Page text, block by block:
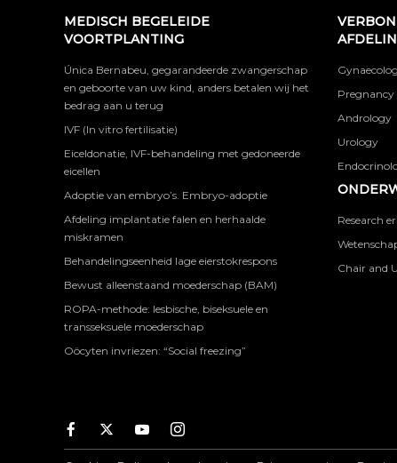
MEDISCH BEGELEIDE
VOORTPLANTING
Única Bernabeu, gegarandeerde zwangerschap
en geboorte van uw kind, anders betalen wij het
bedrag aan u terug
IVF (In vitro fertilisatie)
Eiceldonatie, IVF-behandeling met gedoneerde
eicellen
Adoptie van embryo’s. Embryo-adoptie
Afdeling implantatie falen en herhaalde
miskramen
Behandelingseenheid lage eierstokrespons
Bewust alleenstaand moederschap (BAM)
ROPA-methode: lesbische, biseksuele en
transseksuele moederschap
Oöcyten invriezen: “Social freezing”
Pregnancy
Andrology
Urology
Research
Chair and
Facebook
TwitterYoutubeInstagram